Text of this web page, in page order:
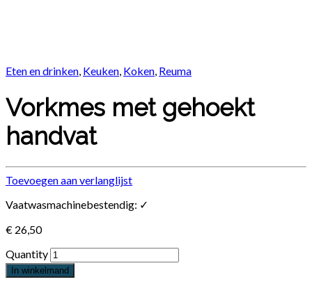
Eten en drinken, Keuken, Koken, Reuma
Vorkmes met gehoekt
handvat
Toevoegen aan verlanglijst
Vaatwasmachinebestendig: ✓
€ 26,50
Quantity
In winkelmand